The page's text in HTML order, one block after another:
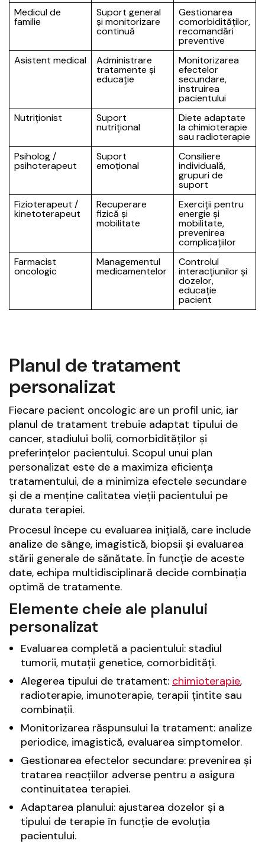
Medicul de
familie
Suport general
și monitorizare
continuă
Gestionarea
comorbidităților,
recomandări
preventive
Asistent medical
Administrare
tratamente și
educație
Monitorizarea
efectelor
secundare,
instruirea
pacientului
Nutriționist
Suport
nutrițional
Diete adaptate
la chimioterapie
sau radioterapie
Psiholog /
psihoterapeut
Suport
emoțional
Consiliere
individuală,
grupuri de
suport
Fizioterapeut /
kinetoterapeut
Recuperare
fizică și
mobilitate
Exerciții pentru
energie și
mobilitate,
prevenirea
complicațiilor
Farmacist
oncologic
Managementul
medicamentelor
Controlul
interacțiunilor și
dozelor,
educație
pacient
Planul de tratament
personalizat
Fiecare pacient oncologic are un profil unic, iar
planul de tratament trebuie adaptat tipului de
cancer, stadiului bolii, comorbidităților și
preferințelor pacientului. Scopul unui plan
personalizat este de a maximiza eficiența
tratamentului, de a minimiza efectele secundare
și de a menține calitatea vieții pacientului pe
durata terapiei.
Procesul începe cu evaluarea inițială, care include
analize de sânge, imagistică, biopsii și evaluarea
stării generale de sănătate. În funcție de aceste
date, echipa multidisciplinară decide combinația
optimă de tratamente.
Elemente cheie ale planului
personalizat
Evaluarea completă a pacientului: stadiul
tumorii, mutații genetice, comorbidități.
Alegerea tipului de tratament: chimioterapie,
radioterapie, imunoterapie, terapii țintite sau
combinații.
Monitorizarea răspunsului la tratament: analize
periodice, imagistică, evaluarea simptomelor.
Gestionarea efectelor secundare: prevenirea și
tratarea reacțiilor adverse pentru a asigura
continuitatea terapiei.
Adaptarea planului: ajustarea dozelor și a
tipului de terapie în funcție de evoluția
pacientului.